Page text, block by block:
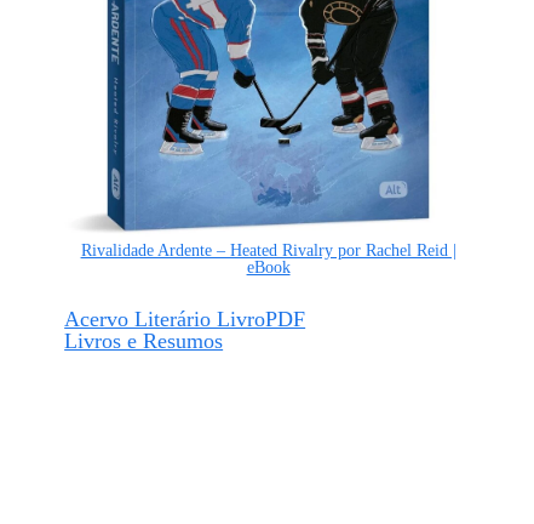
Rivalidade Ardente – Heated Rivalry por Rachel Reid |
eBook
Acervo Literário LivroPDF
Livros e Resumos